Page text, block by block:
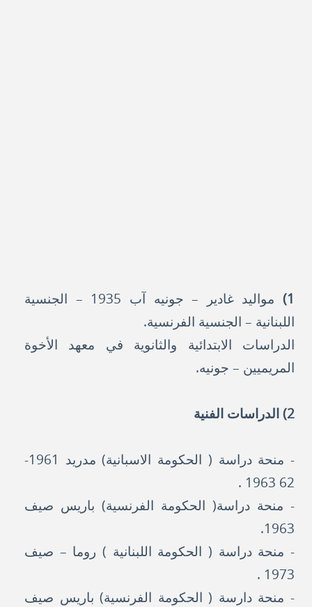
1)
مواليد غادير – جونيه آب 1935 – الجنسية
اللبنانية – الجنسية الفرنسية.
الدراسات الابتدائية والثانوية في معهد الأخوة
المريميين – جونيه.
2) الدراسات الفنية
- منحة دراسة ( الحكومة الاسبانية) مدريد 1961-
62 1963 .
- منحة دراسة( الحكومة الفرنسية) باريس صيف
1963.
- منحة دراسة ( الحكومة اللبنانية ) روما – صيف
1973 .
- منحة دارسة ( الحكومة الفرنسية) باريس صيف